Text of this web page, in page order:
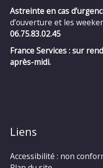
Astreinte en cas
d’ouverture et les
06.75.83.02.45
France Services : sur
après-midi.
Liens
Accessibilité : non